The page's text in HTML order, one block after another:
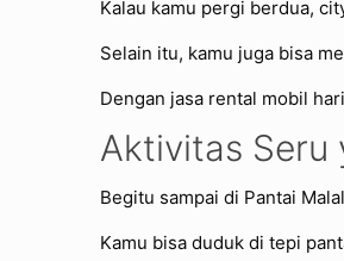
Kalau kamu pergi berdua,
Selain itu, kamu juga bisa
Dengan jasa rental mobil
Aktivitas Seru
Begitu sampai di Pantai
Kamu bisa duduk di tepi